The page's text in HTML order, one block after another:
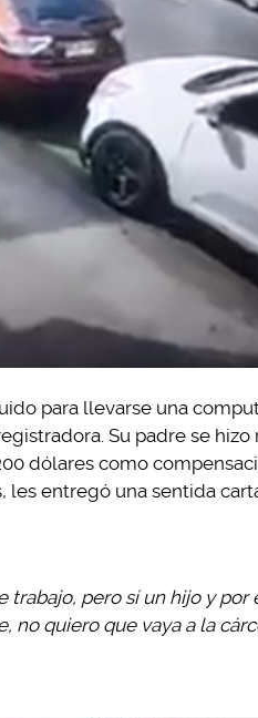
para llevarse una
Su padre se hizo
dólares como
les entregó una sentida
pero sí un hijo y por
no quiero que vaya a la